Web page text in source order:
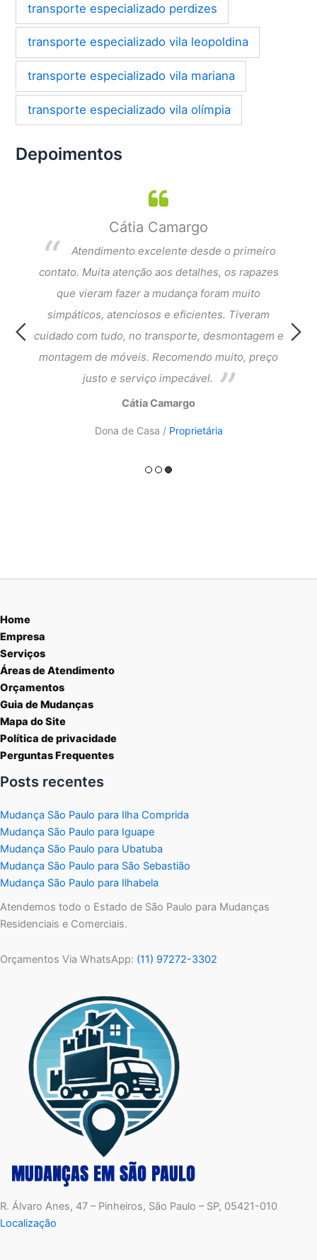
transporte especializado perdizes
transporte especializado vila leopoldina
transporte especializado vila mariana
transporte especializado vila olímpia
Depoimentos
Cátia Camargo
Atendimento excelente desde o primeiro
contato. Muita atenção aos detalhes, os rapazes
que vieram fazer a mudança foram muito
simpáticos, atenciosos e eficientes. Tiveram
cuidado com tudo, no transporte, desmontagem e
montagem de móveis. Recomendo muito, preço
justo e serviço impecável.
Cátia Camargo
Dona de Casa / Proprietária
Home
Empresa
Serviços
Áreas de Atendimento
Orçamentos
Guia de Mudanças
Mapa do Site
Política de privacidade
Perguntas Frequentes
Posts recentes
Mudança São Paulo para Ilha Comprida
Mudança São Paulo para Iguape
Mudança São Paulo para Ubatuba
Mudança São Paulo para São Sebastião
Mudança São Paulo para Ilhabela
Atendemos todo o Estado de São Paulo para Mudanças
Residenciais e Comerciais.
Orçamentos Via WhatsApp: (11) 97272-3302
R. Álvaro Anes, 47 – Pinheiros, São Paulo – SP, 05421-010
Localização